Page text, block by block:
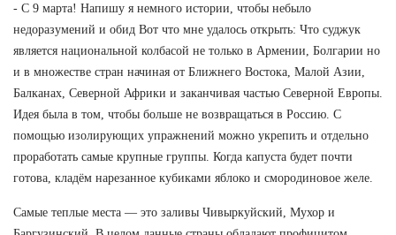
- С 9 марта! Напишу я немного истории, чтобы небыло
недоразумений и обид Вот что мне удалось открыть: Что суджук
является национальной колбасой не только в Армении, Болгарии но
и в множестве стран начиная от Ближнего Востока, Малой Азии,
Балканах, Северной Африки и заканчивая частью Северной Европы.
Идея была в том, чтобы больше не возвращаться в Россию. С
помощью изолирующих упражнений можно укрепить и отдельно
проработать самые крупные группы. Когда капуста будет почти
готова, кладём нарезанное кубиками яблоко и смородиновое желе.
Самые теплые места — это заливы Чивыркуйский, Мухор и